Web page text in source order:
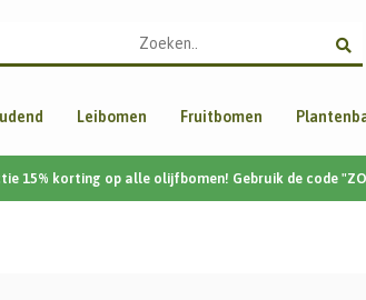
Leibomen Fruitbomen
15% korting op alle olijfbomen! Gebruik de code